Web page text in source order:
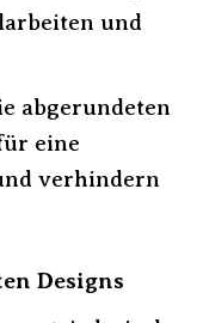
und
abgerundeten
eine
verhindern
Designs